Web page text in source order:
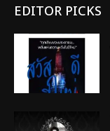
EDITOR PICKS